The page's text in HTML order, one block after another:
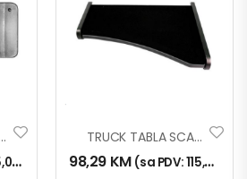
ZAŠTITA OD SUNCA ZA KAMION XXL 240×90 TRUCK TABLA SCANIA L SERIE 4 95>04
98,29 KM (sa PDV:115,00